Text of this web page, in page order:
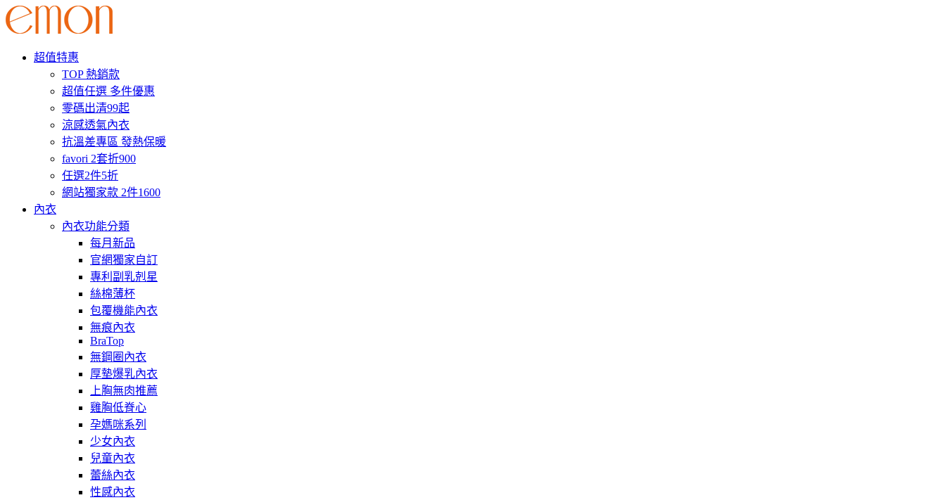
超值特惠
TOP 熱銷款
超值任選 多件優惠
零碼出清99起
涼感透氣內衣
抗溫差專區 發熱保暖
favori 2套折900
任選2件5折
網站獨家款 2件1600
內衣
內衣功能分類
每月新品
官網獨家自訂
專利副乳剋星
絲棉薄杯
包覆機能內衣
無痕內衣
BraTop
無鋼圈內衣
厚墊爆乳內衣
上胸無肉推薦
雞胸低脊心
孕媽咪系列
少女內衣
兒童內衣
蕾絲內衣
性感內衣